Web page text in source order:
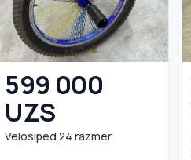
599 000
UZS
Velosiped 24 razmer